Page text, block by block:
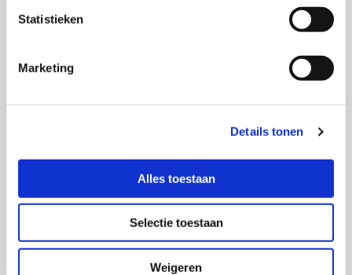
Statistieken
Marketing
Details tonen
Alles toestaan
Selectie toestaan
Weigeren
Gemiddeld
€582,05
Bij 1 dag opvang per week.
Uurtarief buiten de
vaste contracturen
1. Extra opvanguren
worden achteraf in
rekening gebracht tegen